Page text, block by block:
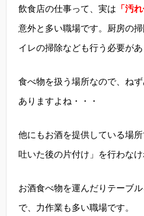
飲食店の仕事って、実は 「汚
意外と多い職場です。厨房の
イレの掃除なども行う必要があ
食べ物を扱う場所なので、ね
ありますよね・・・
他にもお酒を提供している場
吐いた後の片付け」を行わなけ
お酒食べ物を運んだりテーブ
で、力作業も多い職場です。